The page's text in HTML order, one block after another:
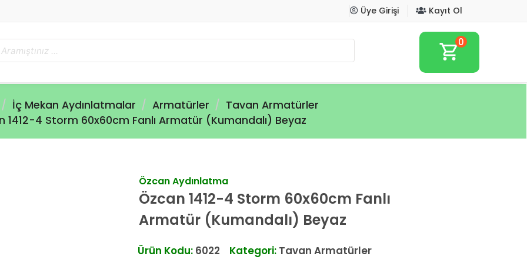
Üye Girişi Kayıt Ol
shopping_cart0
İç Mekan Aydınlatmalar Armatürler
Tavan Armatürler
1412-4 Storm 60x60cm Fanlı Armatür (Kumandalı) Beyaz
Özcan Aydınlatma
Özcan 1412-4 Storm 60x60cm Fanlı
Armatür (Kumandalı) Beyaz
Ürün Kodu: 6022 Kategori: Tavan Armatürler